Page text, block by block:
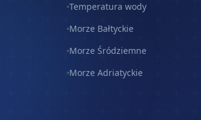
Temperatura wody
Morze Bałtyckie
Morze Śródziemne
Morze Adriatyckie